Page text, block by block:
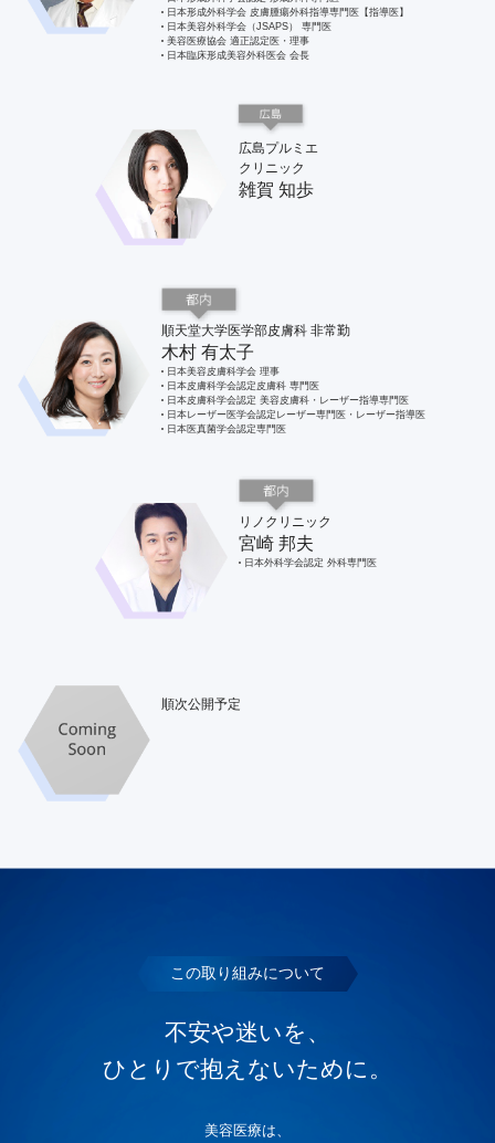
日本形成外科学会 皮膚腫瘍外科指導専門医【指導医】
日本美容外科学会（JSAPS） 専門医
美容医療協会 適正認定医・理事
日本臨床形成美容外科医会 会長
広島プルミエ
クリニック
雑賀 知歩
順天堂大学医学部皮膚科 非常勤
木村 有太子
日本美容皮膚科学会 理事
日本皮膚科学会認定皮膚科 専門医
日本皮膚科学会認定 美容皮膚科・レーザー指導専門医
日本レーザー医学会認定レーザー専門医・レーザー指導医
日本医真菌学会認定専門医
リノクリニック
宮崎 邦夫
日本外科学会認定 外科専門医
順次公開予定
この取り組みについて
不安や迷いを、
ひとりで抱えないために。
美容医療は、